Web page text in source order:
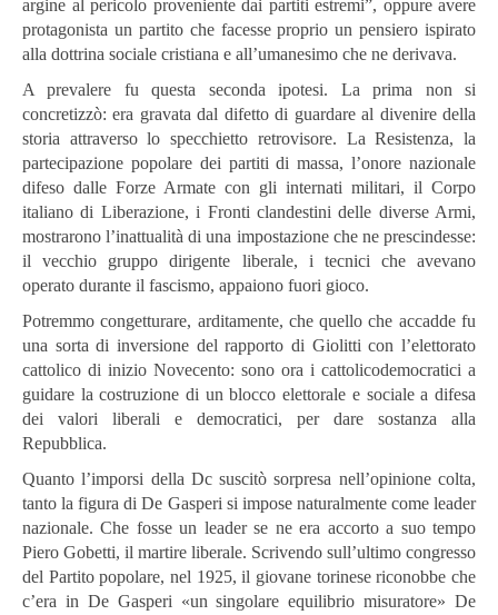
argine al pericolo proveniente dai partiti estremi”, oppure avere
protagonista un partito che facesse proprio un pensiero ispirato
alla dottrina sociale cristiana e all’umanesimo che ne derivava.
A prevalere fu questa seconda ipotesi. La prima non si
concretizzò: era gravata dal difetto di guardare al divenire della
storia attraverso lo specchietto retrovisore. La Resistenza, la
partecipazione popolare dei partiti di massa, l’onore nazionale
difeso dalle Forze Armate con gli internati militari, il Corpo
italiano di Liberazione, i Fronti clandestini delle diverse Armi,
mostrarono l’inattualità di una impostazione che ne prescindesse:
il vecchio gruppo dirigente liberale, i tecnici che avevano
operato durante il fascismo, appaiono fuori gioco.
Potremmo congetturare, arditamente, che quello che accadde fu
una sorta di inversione del rapporto di Giolitti con l’elettorato
cattolico di inizio Novecento: sono ora i cattolicodemocratici a
guidare la costruzione di un blocco elettorale e sociale a difesa
dei valori liberali e democratici, per dare sostanza alla
Repubblica.
Quanto l’imporsi della Dc suscitò sorpresa nell’opinione colta,
tanto la figura di De Gasperi si impose naturalmente come leader
nazionale. Che fosse un leader se ne era accorto a suo tempo
Piero Gobetti, il martire liberale. Scrivendo sull’ultimo congresso
del Partito popolare, nel 1925, il giovane torinese riconobbe che
c’era in De Gasperi «un singolare equilibrio misuratore» De